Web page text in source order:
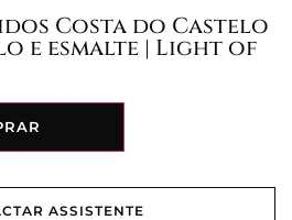
Costa do Castelo
e esmalte | Light of
ASSISTENTE